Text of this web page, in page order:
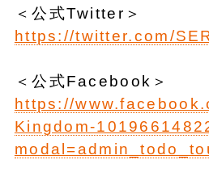
＜公式Twitter＞
https://twitter.com/
＜公式Facebook＞
https://
Kingdom-